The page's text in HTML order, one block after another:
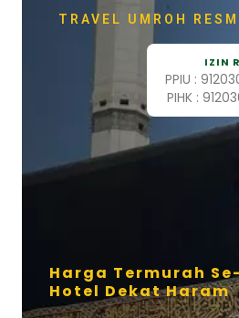
TRAVEL UMROH
IZIN
PPIU :
PIHK :
Harga Termurah
Hotel Dekat Haram